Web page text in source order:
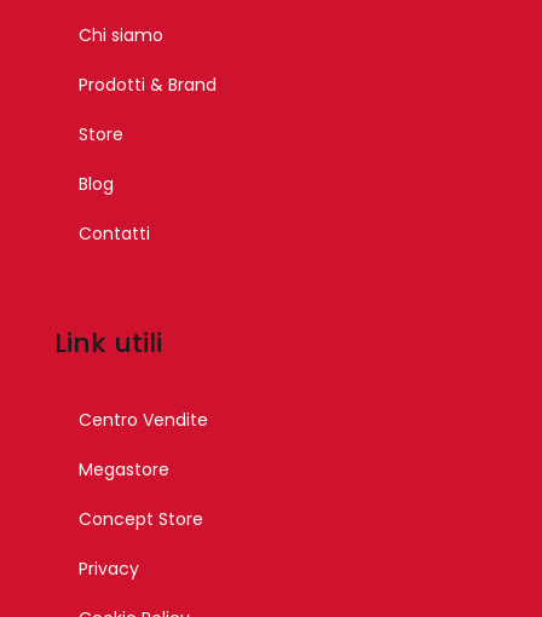
Chi siamo
Prodotti & Brand
Store
Blog
Contatti
Link utili
Centro Vendite
Megastore
Concept Store
Privacy